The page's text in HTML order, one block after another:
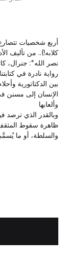
أربع شخصيات
كلابه!).. من تأليف
نصر الله": جنرال،
رواية نادرة في
بين الدكتاتورية
الإنسان إلى مسنن
وألعابها
وبالقدر الذي ترصد
ظاهرة سقوط
والسلطة، أو ما